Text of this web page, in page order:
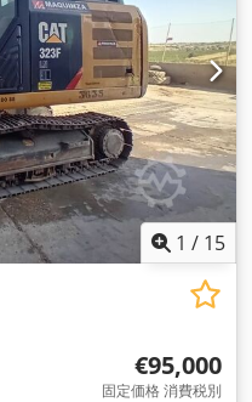
1 / 15
€95,000
固定価格 消費税別